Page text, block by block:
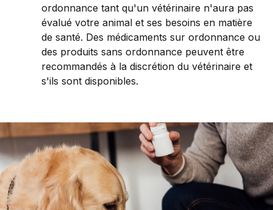
ordonnance tant qu'un vétérinaire n'aura pas
évalué votre animal et ses besoins en matière
de santé. Des médicaments sur ordonnance ou
des produits sans ordonnance peuvent être
recommandés à la discrétion du vétérinaire et
s'ils sont disponibles.